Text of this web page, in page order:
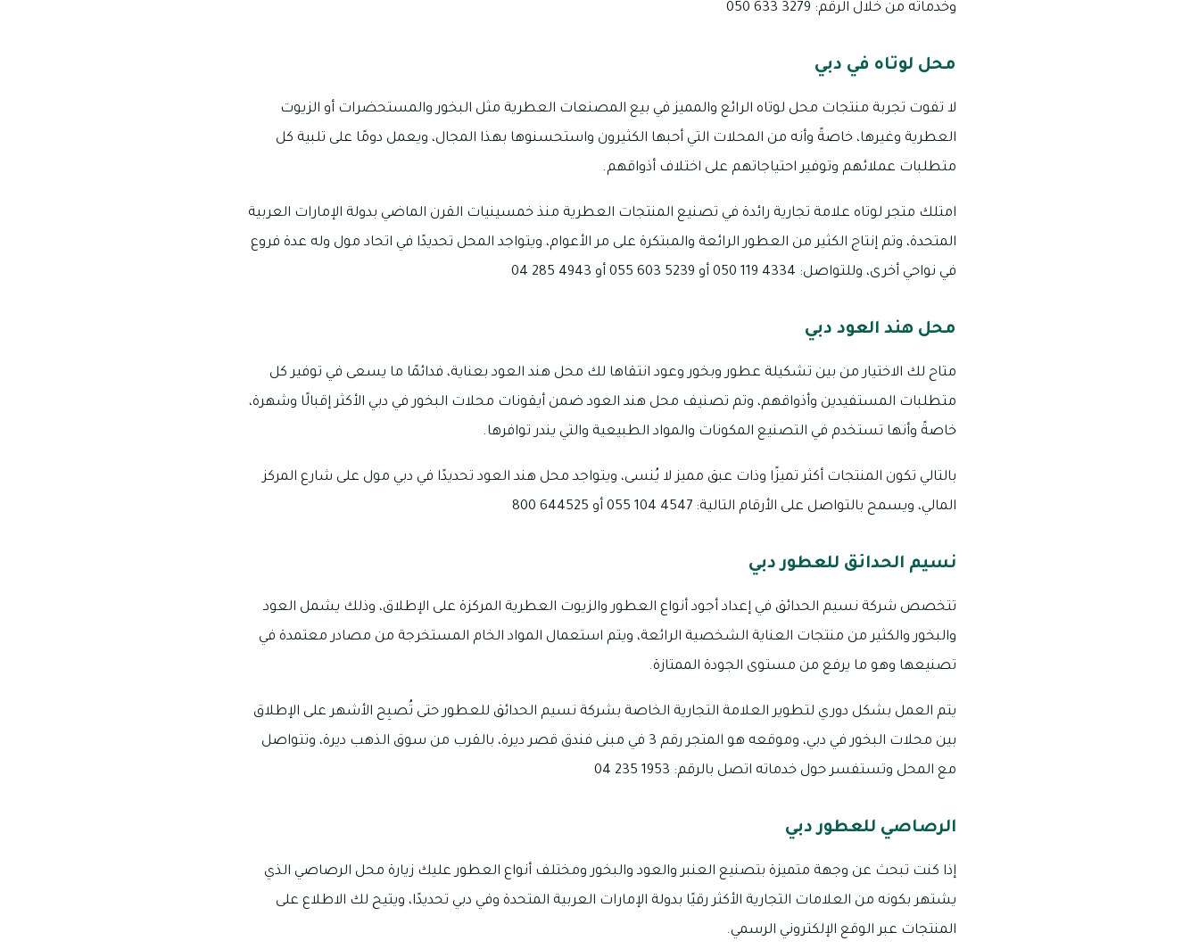
وخدماته من خلال الرقم: 3279 633 050
محل لوتاه في دبي
لا تفوت تجربة منتجات محل لوتاه الرائع والمميز في بيع المصنعات العطرية مثل البخور والمستحضرات أو الزيوت
العطرية وغيرها، خاصةً وأنه من المحلات التي أحبها الكثيرون واستحسنوها بهذا المجال، ويعمل دومًا على تلبية كل
متطلبات عملائهم وتوفير احتياجاتهم على اختلاف أذواقهم.
امتلك متجر لوتاه علامة تجارية رائدة في تصنيع المنتجات العطرية منذ خمسينيات القرن الماضي بدولة الإمارات العربية
المتحدة، وتم إنتاج الكثير من العطور الرائعة والمبتكرة على مر الأعوام، ويتواجد المحل تحديدًا في اتحاد مول وله عدة فروع
في نواحي أخرى، وللتواصل: 4334 119 050 أو 5239 603 055 أو 4943 285 04
محل هند العود دبي
متاح لك الاختيار من بين تشكيلة عطور وبخور وعود انتقاها لك محل هند العود بعناية، فدائمًا ما يسعى في توفير كل
متطلبات المستفيدين وأذواقهم، وتم تصنيف محل هند العود ضمن أيقونات محلات البخور في دبي الأكثر إقبالًا وشهرة،
خاصةً وأنها تستخدم في التصنيع المكونات والمواد الطبيعية والتي يندر توافرها.
بالتالي تكون المنتجات أكثر تميزًا وذات عبق مميز لا يُنسى، ويتواجد محل هند العود تحديدًا في دبي مول على شارع المركز
المالي، ويسمح بالتواصل على الأرقام التالية: 4547 104 055 أو 644525 800
نسيم الحدائق للعطور دبي
تتخصص شركة نسيم الحدائق في إعداد أجود أنواع العطور والزيوت العطرية المركزة على الإطلاق، وذلك يشمل العود
والبخور والكثير من منتجات العناية الشخصية الرائعة، ويتم استعمال المواد الخام المستخرجة من مصادر معتمدة في
تصنيعها وهو ما يرفع من مستوى الجودة الممتازة.
يتم العمل بشكل دوري لتطوير العلامة التجارية الخاصة بشركة نسيم الحدائق للعطور حتى تُصبِح الأشهر على الإطلاق
بين محلات البخور في دبي، وموقعه هو المتجر رقم 3 في مبنى فندق قصر ديرة، بالقرب من سوق الذهب ديرة، وتتواصل
مع المحل وتستفسر حول خدماته اتصل بالرقم: 1953 235 04
الرصاصي للعطور دبي
إذا كنت تبحث عن وجهة متميزة بتصنيع العنبر والعود والبخور ومختلف أنواع العطور عليك زيارة محل الرصاصي الذي
يشتهر بكونه من العلامات التجارية الأكثر رقيًا بدولة الإمارات العربية المتحدة وفي دبي تحديدًا، ويتيح لك الاطلاع على
المنتجات عبر الوقع الإلكتروني الرسمي.